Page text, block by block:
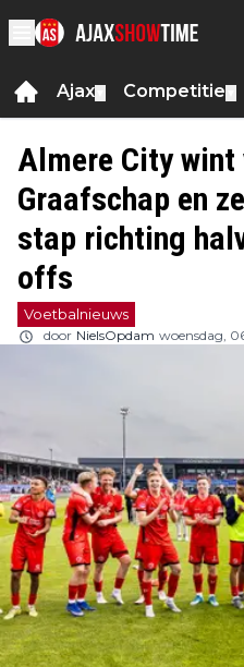
Ajax Competitie
Almere City wint
Graafschap en
stap richting
offs
Voetbalnieuws
door NielsOpdam woensdag,